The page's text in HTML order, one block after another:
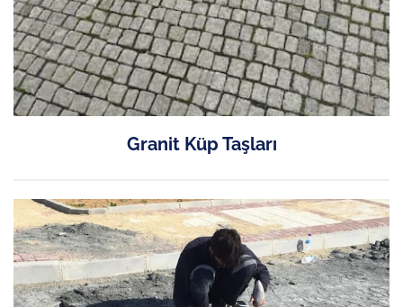
Granit Küp Taşları